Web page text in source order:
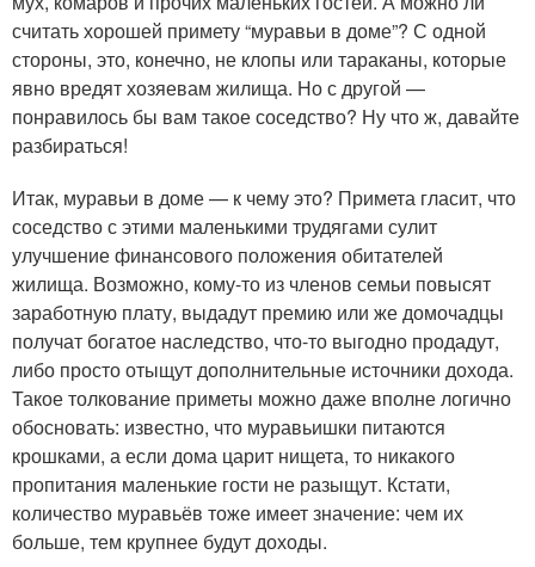
считать хорошей примету “муравьи в доме”? С одной
стороны, это, конечно, не клопы или тараканы, которые
явно вредят хозяевам жилища. Но с другой —
понравилось бы вам такое соседство? Ну что ж, давайте
разбираться!
Итак, муравьи в доме — к чему это? Примета гласит, что
соседство с этими маленькими трудягами сулит
улучшение финансового положения обитателей
жилища. Возможно, кому-то из членов семьи повысят
заработную плату, выдадут премию или же домочадцы
получат богатое наследство, что-то выгодно продадут,
либо просто отыщут дополнительные источники дохода.
Такое толкование приметы можно даже вполне логично
обосновать: известно, что муравьишки питаются
крошками, а если дома царит нищета, то никакого
пропитания маленькие гости не разыщут. Кстати,
количество муравьёв тоже имеет значение: чем их
больше, тем крупнее будут доходы.